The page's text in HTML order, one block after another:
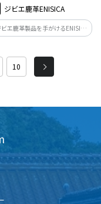
ジビエ鹿革ENISICA
エ鹿革製品を手がけるENISICA
、しなやかで軽く、どこにでも
・慶良間諸島の海に浮かぶ、き
をイメージしたペールグリーン。
10